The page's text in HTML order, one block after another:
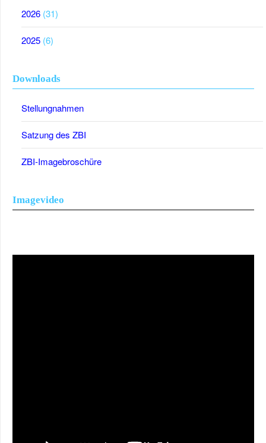
2026 (31)
2025 (6)
Downloads
Stellungnahmen
Satzung des ZBI
ZBI-Imagebroschüre
Imagevideo